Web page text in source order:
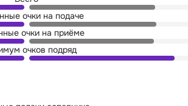
очки на подаче
очки на приёме
очков подряд